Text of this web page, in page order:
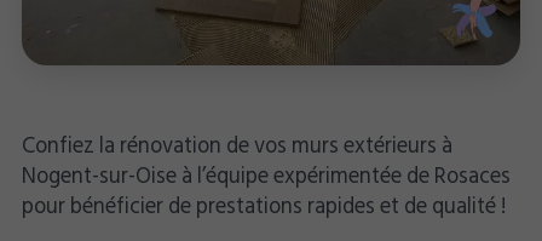
Confiez la rénovation de vos murs extérieurs à
Nogent-sur-Oise à l’équipe expérimentée de Rosaces
pour bénéficier de prestations rapides et de qualité !